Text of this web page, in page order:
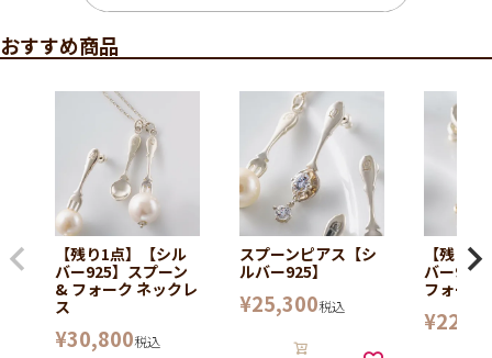
おすすめ商品
【残り1点】【シル
バー925】スプーン
& フォーク ネックレ
ス
¥30,800税込
スプーンピアス【シ
ルバー925】
¥25,300税込
【残り1
バー925
フォーク
¥